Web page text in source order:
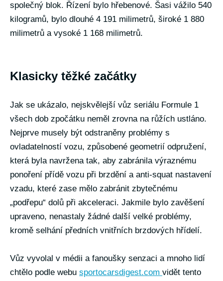
společný blok. Řízení bylo hřebenové. Šasi vážilo 540
kilogramů, bylo dlouhé 4 191 milimetrů, široké 1 880
milimetrů a vysoké 1 168 milimetrů.
Klasicky těžké začátky
Jak se ukázalo, nejskvělejší vůz seriálu Formule 1
všech dob zpočátku neměl zrovna na růžích ustláno.
Nejprve musely být odstraněny problémy s
ovladatelností vozu, způsobené geometrií odpružení,
která byla navržena tak, aby zabránila výraznému
ponoření přídě vozu při brzdění a anti-squat nastavení
vzadu, které zase mělo zabránit zbytečnému
„podřepu“ dolů při akceleraci. Jakmile bylo zavěšení
upraveno, nenastaly žádné další velké problémy,
kromě selhání předních vnitřních brzdových hřídelí.
Vůz vyvolal v médii a fanoušky senzaci a mnoho lidí
chtělo podle webu sportocarsdigest.com vidět tento